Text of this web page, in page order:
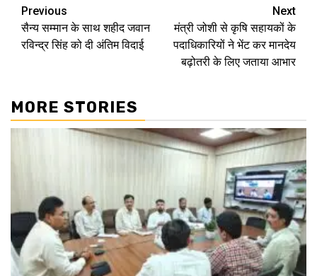
Continue
Reading
Previous
सैन्य सम्मान के साथ शहीद जवान
रविन्द्र सिंह को दी अंतिम विदाई
Next
मंत्री जोशी से कृषि सहायकों के
पदाधिकारियों ने भेंट कर मानदेय
बढ़ोतरी के लिए जताया आभार
MORE STORIES